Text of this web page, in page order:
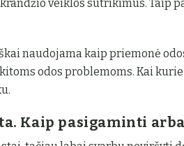
veiklos sutrikimus. Taip
naudojama kaip priemonė
odos problemoms. Kai
Kaip pasigaminti